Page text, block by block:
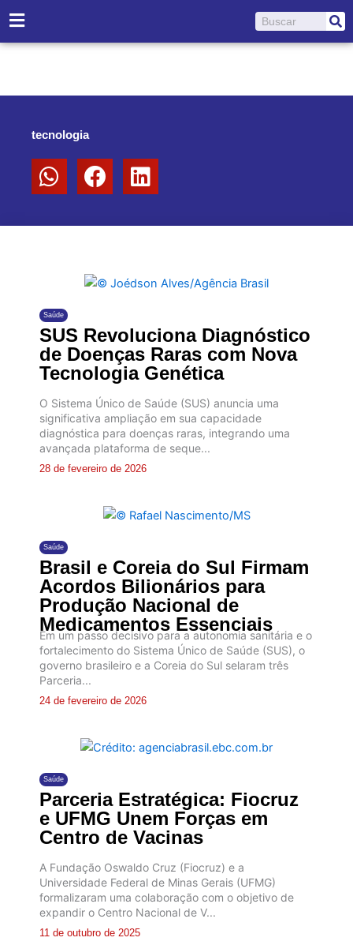
para
o
Pesquisar
tecnologia
Saúde
SUS Revoluciona Diagnóstico
de Doenças Raras com Nova
Tecnologia Genética
O Sistema Único de Saúde (SUS) anuncia uma
significativa ampliação em sua capacidade
diagnóstica para doenças raras, integrando uma
avançada plataforma de seque...
28 de fevereiro de 2026
Saúde
Brasil e Coreia do Sul Firmam
Acordos Bilionários para
Produção Nacional de
Medicamentos Essenciais
Em um passo decisivo para a autonomia sanitária e o
fortalecimento do Sistema Único de Saúde (SUS), o
governo brasileiro e a Coreia do Sul selaram três
Parceria...
24 de fevereiro de 2026
Saúde
Parceria Estratégica: Fiocruz
e UFMG Unem Forças em
Centro de Vacinas
A Fundação Oswaldo Cruz (Fiocruz) e a
Universidade Federal de Minas Gerais (UFMG)
formalizaram uma colaboração com o objetivo de
expandir o Centro Nacional de V...
11 de outubro de 2025